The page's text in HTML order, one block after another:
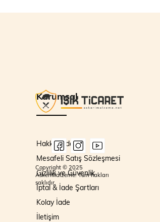
Kurumsal
Hakkımızda
Mesafeli Satış Sözleşmesi
Gizlilik ve Güvenlik
İptal & İade Şartları
Kolay İade
İletişim
Copyright © 2025
AskeriMalzeme. Tüm hakları
saklıdır.